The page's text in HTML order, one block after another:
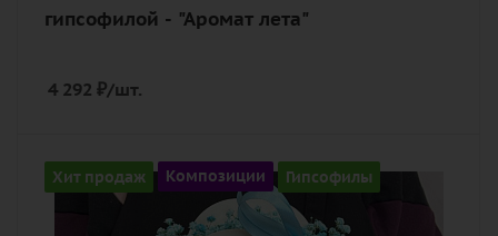
гипсофилой - "Аромат лета"
4 292 ₽/шт.
Хит продаж Композиции Гипсофилы
Количество
7